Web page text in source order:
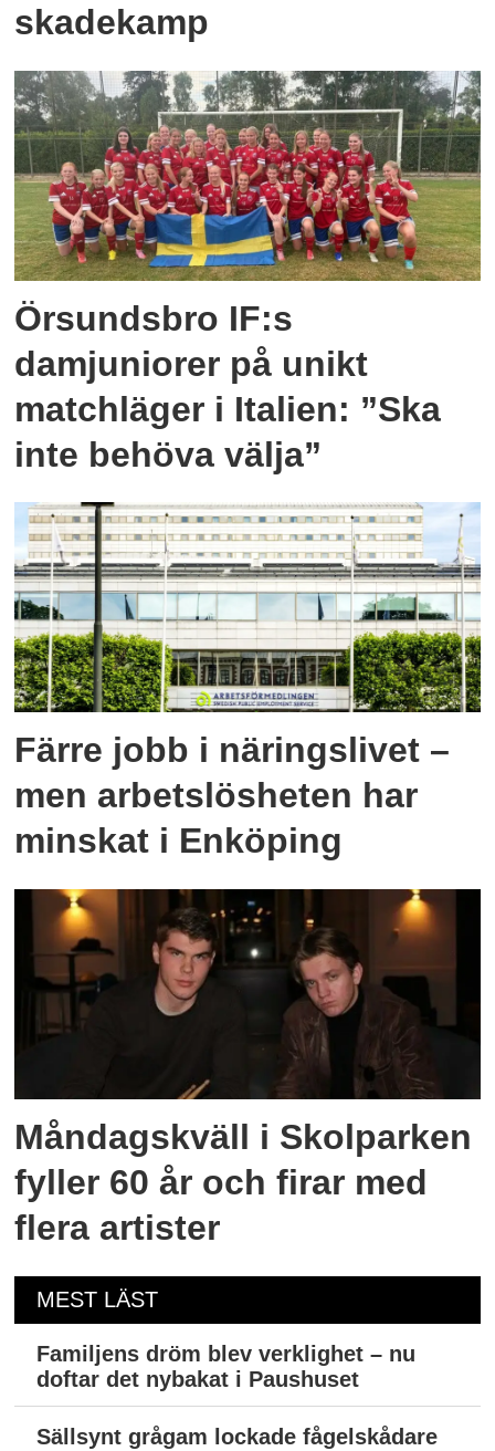
skadekamp
Örsundsbro IF:s
damjuniorer på unikt
matchläger i Italien: ”Ska
inte behöva välja”
Färre jobb i näringslivet –
men arbetslösheten har
minskat i Enköping
Måndagskväll i Skolparken
fyller 60 år och firar med
flera artister
MEST LÄST
Familjens dröm blev verklighet – nu
doftar det nybakat i Paushuset
Sällsynt grågam lockade fågelskådare